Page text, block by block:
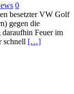
0
besetzter VW Golf
gegen die
daraufhin Feuer im
schnell […]